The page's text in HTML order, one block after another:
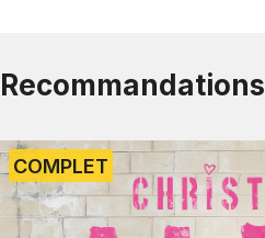
Recommandations
COMPLET